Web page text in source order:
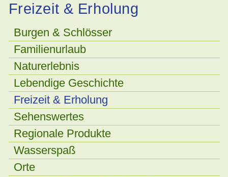
Freizeit & Erholung
Burgen & Schlösser
Familienurlaub
Naturerlebnis
Lebendige Geschichte
Freizeit & Erholung
Sehenswertes
Regionale Produkte
Wasserspaß
Orte